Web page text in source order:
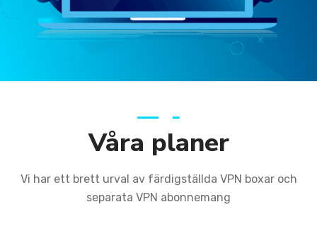
Våra planer
Vi har ett brett urval av färdigställda VPN boxar och
separata VPN abonnemang